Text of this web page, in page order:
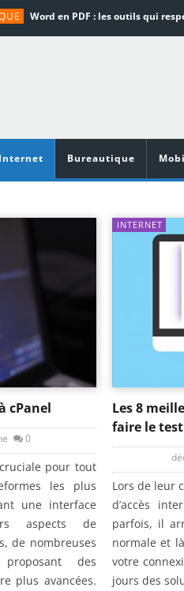
Internet Bureautique
cPanel
0
pour tout
les plus
une interface
aspects de
de nombreuses
des
plus avancées.
INTERNET
Les 8
faire le
Lors de leur
d’accès
parfois, il
normale et
votre
jours des